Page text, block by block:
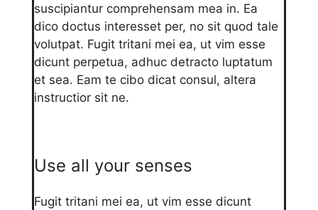
suscipiantur comprehensam mea in. Ea
dico doctus interesset per, no sit quod tale
volutpat. Fugit tritani mei ea, ut vim esse
dicunt perpetua, adhuc detracto luptatum
et sea. Eam te cibo dicat consul, altera
instructior sit ne.
Use all your senses
Fugit tritani mei ea, ut vim esse dicunt